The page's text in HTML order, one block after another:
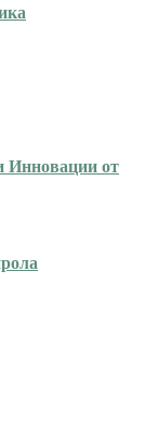
Инновации от